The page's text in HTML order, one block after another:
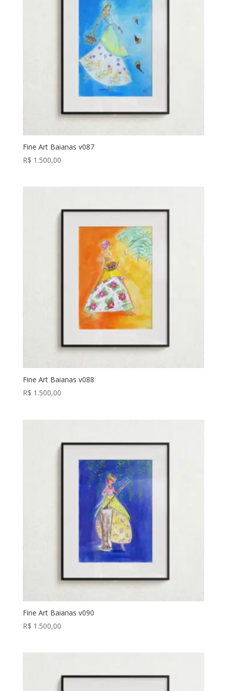
Fine Art Baianas v087
R$ 1.500,00
Fine Art Baianas v088
R$ 1.500,00
Fine Art Baianas v090
R$ 1.500,00